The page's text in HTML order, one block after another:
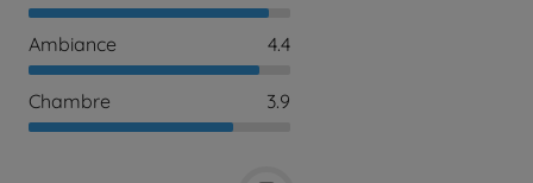
Ambiance 4.4
Chambre 3.9